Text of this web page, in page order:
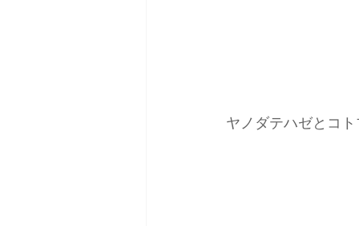
ヤノダテハゼとコ